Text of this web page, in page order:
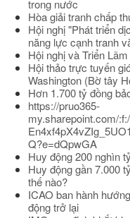
trong nước
Hòa giải tranh chấp
Hội nghị "Phát triển
năng lực cạnh tranh
Hội nghị và Triển
Hội thảo trực tuyến
Washington (Bờ tây
Hơn 1.700 tỷ đồng
https://pruo365-
my.sharepoint.com/
Q?e=dQpwGA
Huy động 200 nghìn
Huy động gần 7.000
thế nào?
ICAO ban hành
động trở lại